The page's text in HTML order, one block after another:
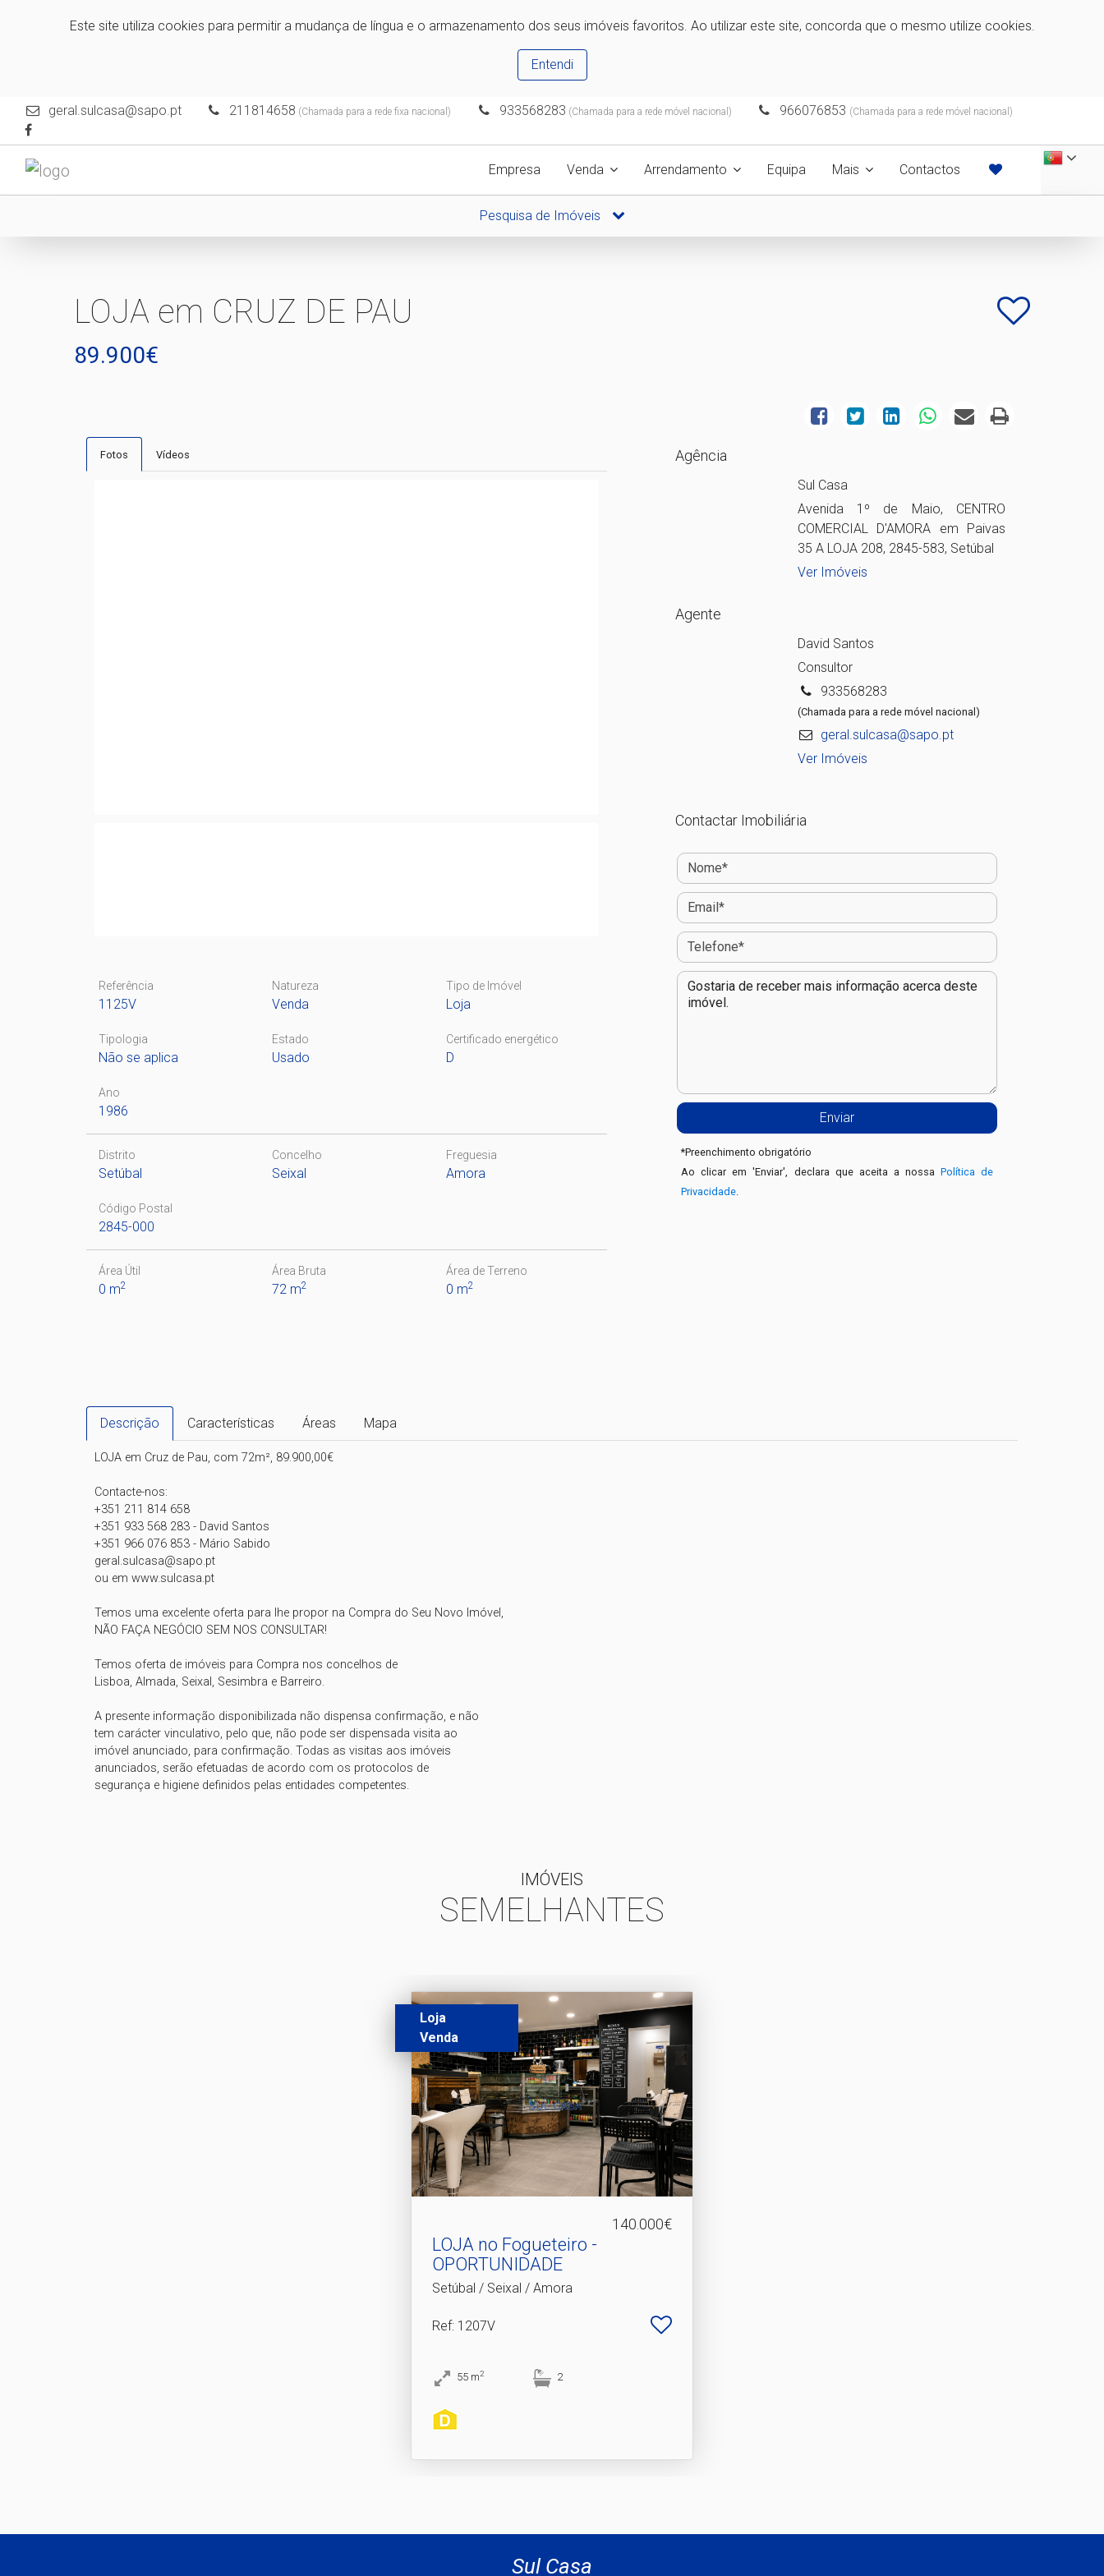
Este site utiliza cookies para permitir a mudança de língua e o armazenamento dos seus imóveis favoritos. Ao utilizar este site, concorda que o mesmo utilize cookies.
Entendi
geral.sulcasa@sapo.pt 211814658 (Chamada para a rede fixa nacional) 933568283 (Chamada para a rede móvel nacional) 966076853 (Chamada para a rede móvel nacional)
Empresa Venda Arrendamento Equipa Mais Contactos
Pesquisa de Imóveis
LOJA em CRUZ DE PAU
89.900€
Fotos Vídeos
Referência
1125V
Natureza
Venda
Tipo de Imóvel
Loja
Tipologia
Não se aplica
Estado
Usado
Certificado energético
D
Ano
1986
Distrito
Setúbal
Concelho
Seixal
Freguesia
Amora
Código Postal
2845-000
Área Útil
0 m2
Área Bruta
72 m2
Área de Terreno
0 m2
Agência
Sul Casa
Avenida 1º de Maio, CENTRO
COMERCIAL D'AMORA em Paivas
35 A LOJA 208, 2845-583, Setúbal
Ver Imóveis
Agente
David Santos
Consultor
933568283
(Chamada para a rede móvel nacional)
geral.sulcasa@sapo.pt
Ver Imóveis
Contactar Imobiliária
*Preenchimento obrigatório
Ao clicar em 'Enviar', declara que aceita a nossaPolítica de
Privacidade.
Descrição Características Áreas Mapa
LOJA em Cruz de Pau, com 72m², 89.900,00€
Contacte-nos:
+351 211 814 658
+351 933 568 283 - David Santos
+351 966 076 853 - Mário Sabido
geral.sulcasa@sapo.pt
ou em www.sulcasa.pt
Temos uma excelente oferta para lhe propor na Compra do Seu Novo Imóvel,
NÃO FAÇA NEGÓCIO SEM NOS CONSULTAR!
Temos oferta de imóveis para Compra nos concelhos de
Lisboa, Almada, Seixal, Sesimbra e Barreiro.
A presente informação disponibilizada não dispensa confirmação, e não
tem carácter vinculativo, pelo que, não pode ser dispensada visita ao
imóvel anunciado, para confirmação. Todas as visitas aos imóveis
anunciados, serão efetuadas de acordo com os protocolos de
segurança e higiene definidos pelas entidades competentes.
IMÓVEIS
SEMELHANTES
Loja
Venda
140.000€
LOJA no Fogueteiro -
OPORTUNIDADE
Setúbal / Seixal / Amora
Ref: 1207V
55 m2 2
Sul Casa